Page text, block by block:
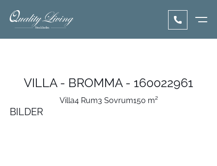
VILLA - BROMMA - 160022961
Villa4 Rum3 Sovrum150 m²
BILDER